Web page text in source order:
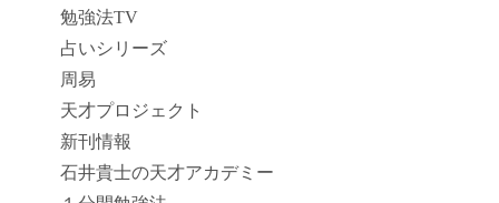
勉強法TV
占いシリーズ
周易
天才プロジェクト
新刊情報
石井貴士の天才アカデミー